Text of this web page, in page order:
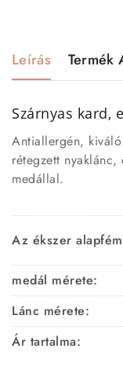
Leírás Termék
Szárnyas kard,
Antiallergén,
rétegzett nyaklánc,
medállal.
Az ékszer
medál mérete:
Lánc mérete:
Ár tartalma: